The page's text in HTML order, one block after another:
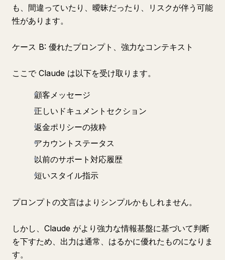
も、間違っていたり、曖昧だったり、リスクが伴う可能
性があります。
ケース B: 優れたプロンプト、強力なコンテキスト
ここで Claude は以下を受け取ります。
顧客メッセージ
正しいドキュメントセクション
返金ポリシーの抜粋
アカウントステータス
以前のサポート対応履歴
短いスタイル指示
プロンプトの文言はよりシンプルかもしれません。
しかし、Claude がより強力な情報基盤に基づいて判断
を下すため、出力は通常、はるかに優れたものになりま
す。